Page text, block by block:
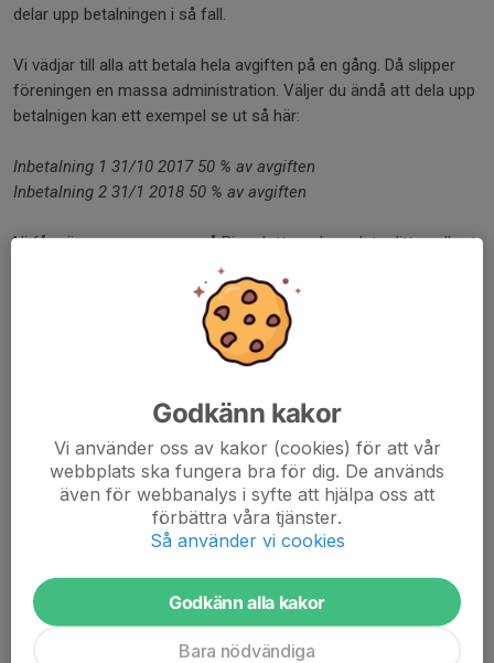
delar upp betalningen i så fall.
Vi vädjar till alla att betala hela avgiften på en gång. Då slipper
föreningen en massa administration. Väljer du ändå att dela upp
betalnigen kan ett exempel se ut så här:
Inbetalning 1 31/10 2017 50 % av avgiften
Inbetalning 2 31/1 2018 50 % av avgiften
Ni får gärna prenumerera på Bingolotto och ansluta ditt spelkort
till Malungs IF Hockey. Hör av dig till din föräldrarepresentant för
Säsongsavgifter för säsongen 2017/2018
- U12 (06-07) 2300 kr
- U10 (08-09) 600 kr
- U 8 (10-11) 300 kr
Betala säsongsavgiften påBG 5360-9715. Uppge barnets
namn och lagtillhörighet på inbetalningen. Eventuella frågor
besvaras av kassör Susanne Gudmundsson (070-317 11 37).
Godkänn kakor
Vi använder oss av kakor (cookies) för att vår
webbplats ska fungera bra för dig. De används
även för webbanalys i syfte att hjälpa oss att
förbättra våra tjänster.
Så använder vi cookies
Godkänn alla kakor
Bara nödvändiga